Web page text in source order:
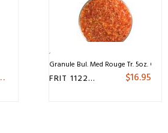
Granule Bul. Med Rouge Tr. 5oz. COE 90
FRIT 112290.5 $16.95